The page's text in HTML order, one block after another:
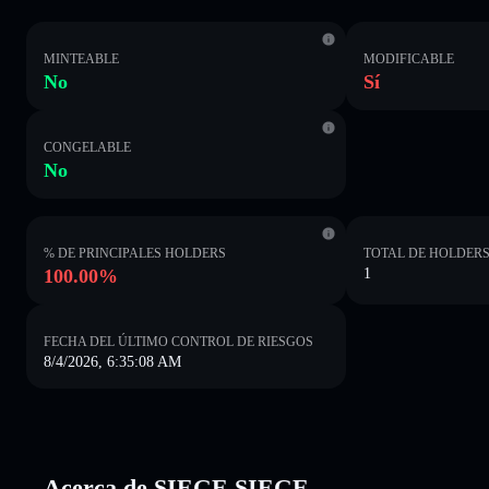
MINTEABLE
No
MODIFICABLE
Sí
CONGELABLE
No
% DE PRINCIPALES HOLDERS
100.00%
TOTAL DE
1
FECHA DEL ÚLTIMO CONTROL DE RIESGOS
8/4/2026, 6:35:08 AM